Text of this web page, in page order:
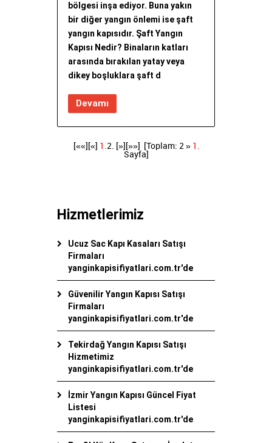
bölgesi inşa ediyor. Buna yakın
bir diğer yangın önlemi ise şaft
yangın kapısıdır. Şaft Yangın
Kapısı Nedir? Binaların katları
arasında bırakılan yatay veya
dikey boşluklara şaft d
Devamı
[««][«] 1.2. [»] [»»] [Toplam: 2 » 1.
Sayfa]
Hizmetlerimiz
Ucuz Sac Kapı Kasaları Satışı
Firmaları
yanginkapisifiyatlari.com.tr'de
Güvenilir Yangın Kapısı Satışı
Firmaları
yanginkapisifiyatlari.com.tr'de
Tekirdağ Yangın Kapısı Satışı
Hizmetimiz
yanginkapisifiyatlari.com.tr'de
İzmir Yangın Kapısı Güncel Fiyat
Listesi
yanginkapisifiyatlari.com.tr'de